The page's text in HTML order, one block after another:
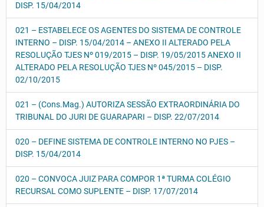
DISP. 15/04/2014
021 – ESTABELECE OS AGENTES DO SISTEMA DE CONTROLE
INTERNO – DISP. 15/04/2014 – ANEXO II ALTERADO PELA
RESOLUÇÃO TJES Nº 019/2015 – DISP. 19/05/2015 ANEXO II
ALTERADO PELA RESOLUÇÃO TJES Nº 045/2015 – DISP.
02/10/2015
021 – (Cons.Mag.) AUTORIZA SESSÃO EXTRAORDINÁRIA DO
TRIBUNAL DO JURI DE GUARAPARI – DISP. 22/07/2014
020 – DEFINE SISTEMA DE CONTROLE INTERNO NO PJES –
DISP. 15/04/2014
020 – CONVOCA JUIZ PARA COMPOR 1ª TURMA COLÉGIO
RECURSAL COMO SUPLENTE – DISP. 17/07/2014